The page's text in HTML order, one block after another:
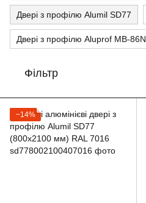
Двері з профілю Alumil SD77
Двері з профілю Aluprof MB-86N
Фільтр
−14%